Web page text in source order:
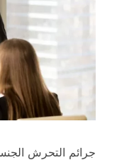
جرائم التحرش